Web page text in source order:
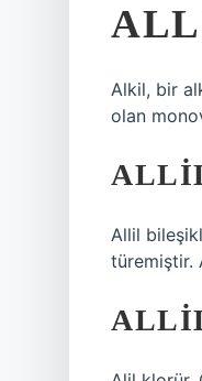
Alkil, bir
olan
Allil
türemiştir.